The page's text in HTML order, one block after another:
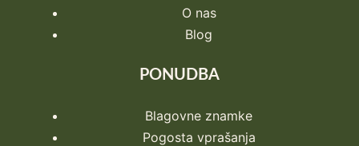
O nas
Blog
PONUDBA
Blagovne znamke
Pogosta vprašanja